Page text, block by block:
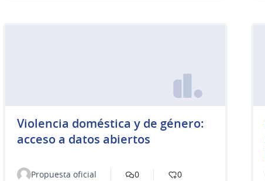
Violencia doméstica y de género:
acceso a datos abiertos
Propuesta oficial 0 0